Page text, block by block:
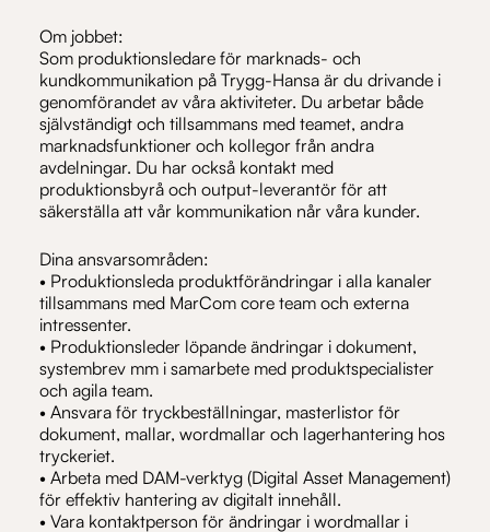
Om jobbet:
Som produktionsledare för marknads- och
kundkommunikation på Trygg-Hansa är du drivande i
genomförandet av våra aktiviteter. Du arbetar både
självständigt och tillsammans med teamet, andra
marknadsfunktioner och kollegor från andra
avdelningar. Du har också kontakt med
produktionsbyrå och output-leverantör för att
säkerställa att vår kommunikation når våra kunder.
Dina ansvarsområden:
• Produktionsleda produktförändringar i alla kanaler
tillsammans med MarCom core team och externa
intressenter.
• Produktionsleder löpande ändringar i dokument,
systembrev mm i samarbete med produktspecialister
och agila team.
• Ansvara för tryckbeställningar, masterlistor för
dokument, mallar, wordmallar och lagerhantering hos
tryckeriet.
• Arbeta med DAM-verktyg (Digital Asset Management)
för effektiv hantering av digitalt innehåll.
• Vara kontaktperson för ändringar i wordmallar i